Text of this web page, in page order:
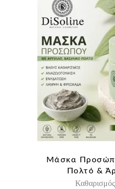
Μάσκα
Πολτό &